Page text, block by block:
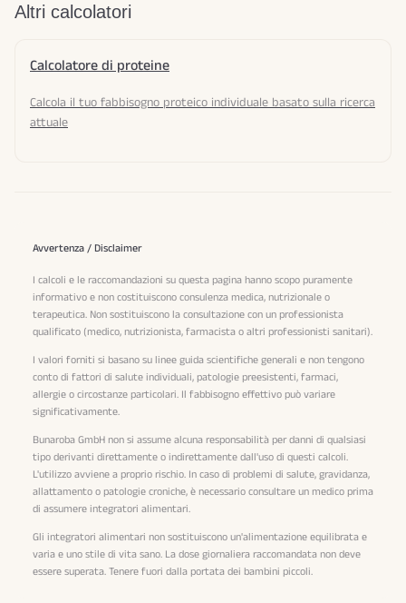
Altri calcolatori
Calcolatore di proteine
Calcola il tuo fabbisogno proteico individuale basato sulla ricerca
attuale
Avvertenza / Disclaimer
I calcoli e le raccomandazioni su questa pagina hanno scopo puramente
informativo e non costituiscono consulenza medica, nutrizionale o
terapeutica. Non sostituiscono la consultazione con un professionista
qualificato (medico, nutrizionista, farmacista o altri professionisti sanitari).
I valori forniti si basano su linee guida scientifiche generali e non tengono
conto di fattori di salute individuali, patologie preesistenti, farmaci,
allergie o circostanze particolari. Il fabbisogno effettivo può variare
significativamente.
Bunaroba GmbH non si assume alcuna responsabilità per danni di qualsiasi
tipo derivanti direttamente o indirettamente dall'uso di questi calcoli.
L'utilizzo avviene a proprio rischio. In caso di problemi di salute, gravidanza,
allattamento o patologie croniche, è necessario consultare un medico prima
di assumere integratori alimentari.
Gli integratori alimentari non sostituiscono un'alimentazione equilibrata e
varia e uno stile di vita sano. La dose giornaliera raccomandata non deve
essere superata. Tenere fuori dalla portata dei bambini piccoli.